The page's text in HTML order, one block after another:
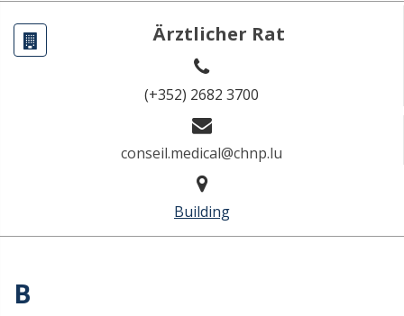
Ärztlicher Rat
(+352) 2682 3700
conseil.medical@chnp.lu
Building
B